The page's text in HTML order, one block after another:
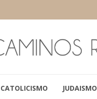
CATOLICISMO JUDAISMO